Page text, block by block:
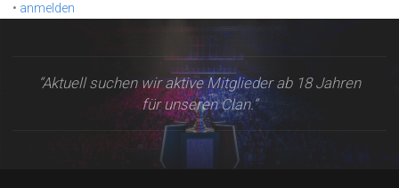
• anmelden
“Aktuell suchen wir aktive Mitglieder ab 18 Jahren
für unseren Clan.”